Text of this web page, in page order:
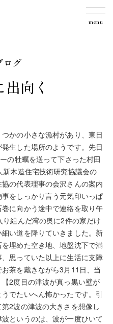
menu
ログ
向く
かの小さな漁村があり、東日
生した場所のようです。先日
の牡蠣を送って下さった村田
木造住宅技術研究協議会の
の代表理事の会沢さんの案内
をしっかり言う元気印いっぱ
に向かう途中で連絡を取り午
組んだ湾の奥に2件の家だけ
い道を降りていきました。新
埋めた空き地、地盤沈下で満
思っていた以上に生活に支障
茶を戴きながら3月11日、当
2度目の津波が真っ黒い壁が
でたいへん怖かったです。引
2波の津波の大きさを想像し
というのは、波が一度ひいて